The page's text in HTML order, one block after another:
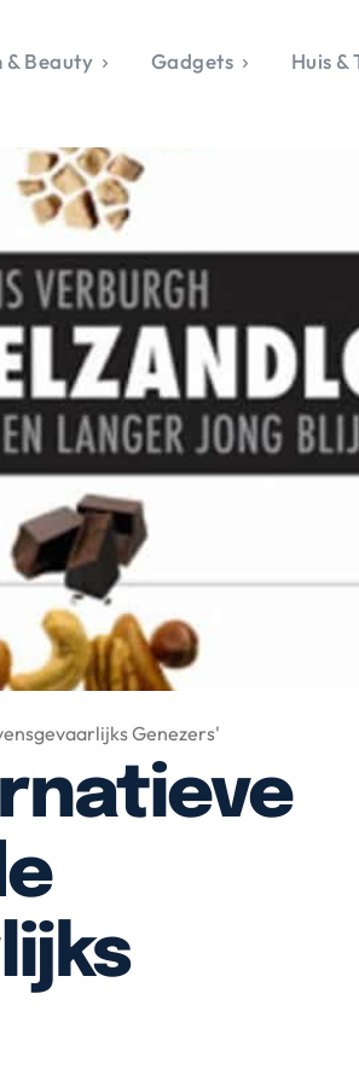
Over Valerie
De Top 5
Huis & TuinTravel
& Beauty Gadgets Huis &
Genezers'